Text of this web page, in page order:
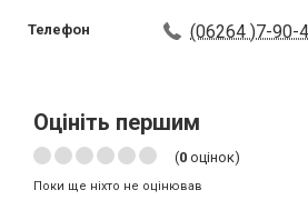
Телефон (06264 )7-90-
Оцініть першим
(0 оцінок)
Поки ще ніхто не оцінював